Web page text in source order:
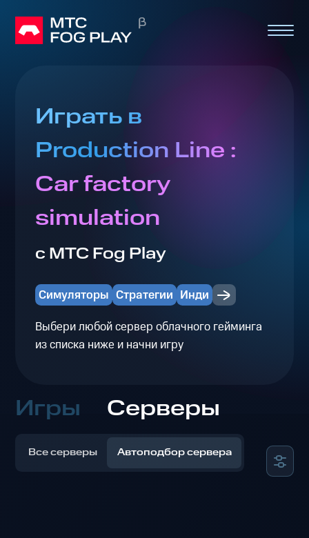
Играть в
Production Line :
Car factory
simulation
с МТС Fog Play
Симуляторы Стратегии Инди
Выбери любой сервер облачного гейминга
из списка ниже и начни игру
Игры Серверы
Все серверы Автоподбор сервера